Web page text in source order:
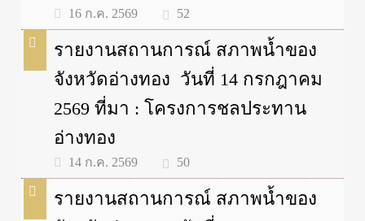
16 ก.ค. 2569 52
รายงานสถานการณ์ สภาพน้ำของ
จังหวัดอ่างทอง วันที่ 14 กรกฎาคม
2569 ที่มา : โครงการชลประทาน
อ่างทอง
14 ก.ค. 2569 50
รายงานสถานการณ์ สภาพน้ำของ